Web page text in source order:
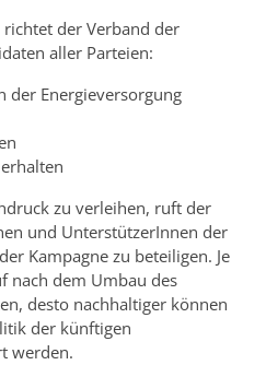
der Verband der
aller Parteien:
der Energieversorgung
zu verleihen, ruft der
und UnterstützerInnen der
Kampagne zu beteiligen. Je
nach dem Umbau des
desto nachhaltiger können
der künftigen
werden.